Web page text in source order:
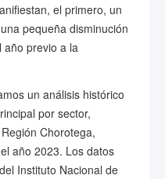
el primero, un
pequeña disminución
año previo a la
un análisis histórico
por sector,
Chorotega,
año 2023. Los datos
Instituto Nacional de